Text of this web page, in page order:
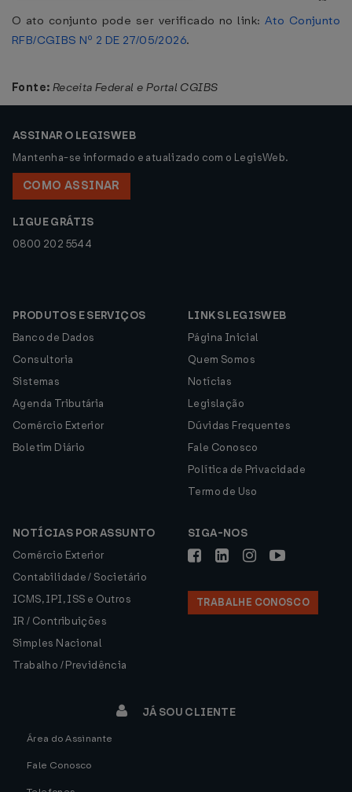
O ato conjunto pode ser verificado no link:Ato Conjunto
RFB/CGIBS Nº 2 DE 27/05/2026.
Fonte: Receita Federal e Portal CGIBS
ASSINAR O LEGISWEB
Mantenha-se informado e atualizado com o LegisWeb.
COMO ASSINAR
LIGUE GRÁTIS
0800 202 5544
PRODUTOS E SERVIÇOS
Banco de Dados
Consultoria
Sistemas
Agenda Tributária
Comércio Exterior
Boletim Diário
LINKS LEGISWEB
Página Inicial
Quem Somos
Notícias
Legislação
Dúvidas Frequentes
Fale Conosco
Política de Privacidade
Termo de Uso
NOTÍCIAS POR ASSUNTO
Comércio Exterior
Contabilidade / Societário
ICMS, IPI, ISS e Outros
IR / Contribuições
Simples Nacional
Trabalho / Previdência
SIGA-NOS
TRABALHE CONOSCO
JÁ SOU CLIENTE
Área do Assinante
Fale Conosco